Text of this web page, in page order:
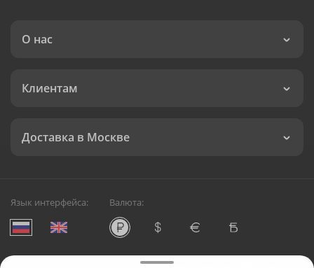
О нас
Клиентам
Доставка в Москве
Язык интерфейса: Валюта: